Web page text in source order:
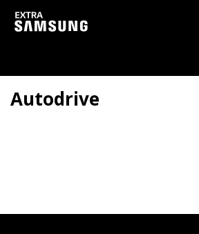
Vzhledem k aktuální situaci se může dodání
zpozdit. Děkujeme za
Autodrive